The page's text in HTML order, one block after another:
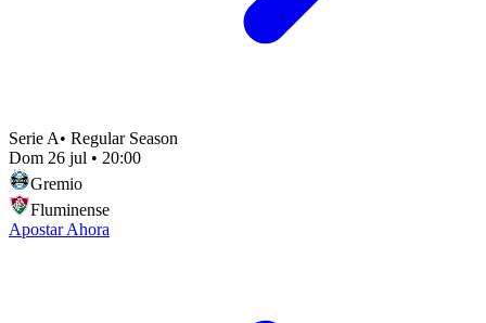
Serie A• Regular Season
Dom 26 jul • 20:00
Gremio
Fluminense
Apostar Ahora